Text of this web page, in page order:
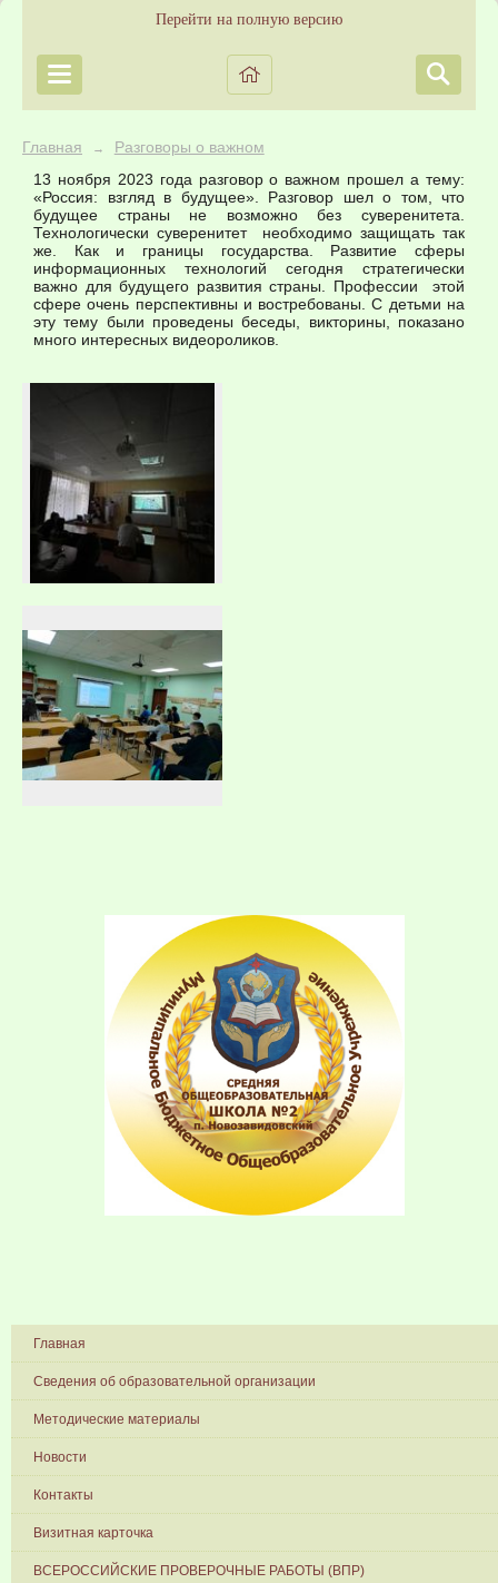
Перейти на полную версию
Главная →
Разговоры о важном
13 ноября 2023 года разговор о важном прошел а тему:
«Россия: взгляд в будущее». Разговор шел о том, что
будущее страны не возможно без суверенитета.
Технологически суверенитет необходимо защищать так
же. Как и границы государства. Развитие сферы
информационных технологий сегодня стратегически
важно для будущего развития страны. Профессии этой
сфере очень перспективны и востребованы. С детьми на
эту тему были проведены беседы, викторины, показано
много интересных видеороликов.
Главная
Сведения об образовательной организации
Методические материалы
Новости
Контакты
Визитная карточка
ВСЕРОССИЙСКИЕ ПРОВЕРОЧНЫЕ РАБОТЫ (ВПР)